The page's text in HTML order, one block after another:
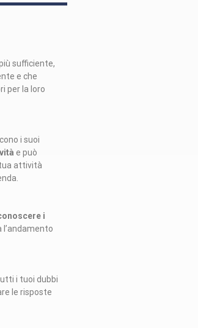
sufficiente,
e che
per la loro
i suoi
e può
attività
i
i tuoi dubbi
le risposte